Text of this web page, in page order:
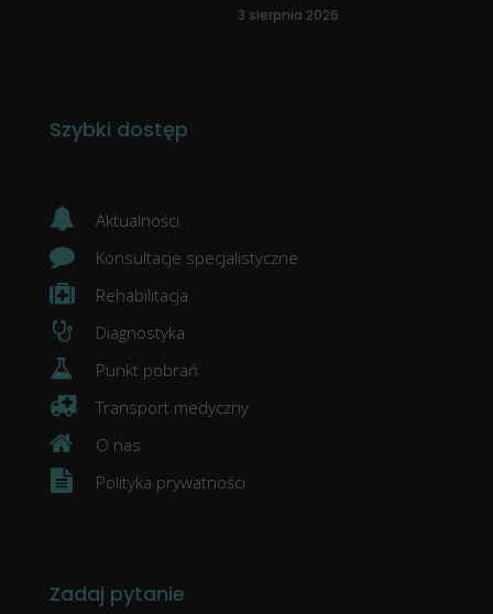
3 sierpnia 2026
Szybki dostęp
Aktualności
Konsultacje specjalistyczne
Rehabilitacja
Diagnostyka
Punkt pobrań
Transport medyczny
O nas
Polityka prywatności
Zadaj pytanie